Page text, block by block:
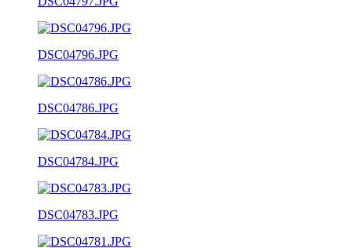
DSC04796.JPG
DSC04786.JPG
DSC04784.JPG
DSC04783.JPG